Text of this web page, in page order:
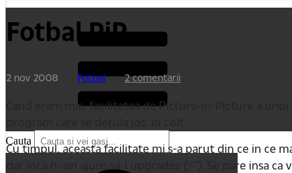
Cauta
Fotbal PiP
2 nov 2008 Fotbal 2 comentarii
Cand eram mic, facilitatea de Picture-in-Picture a
Cu timpul, aceasta facilitate mi s-a parut din ce in ce
dar inca n-am ajuns sa-l upgradez (:-"). Se pare insa